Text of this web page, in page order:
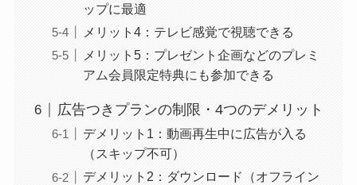
ップに最適
メリット4：テレビ感覚で視聴できる
メリット5：プレゼント企画などのプレミ
アム会員限定特典にも参加できる
広告つきプランの制限・4つのデメリット
デメリット1：動画再生中に広告が入る
（スキップ不可）
デメリット2：ダウンロード（オフライン